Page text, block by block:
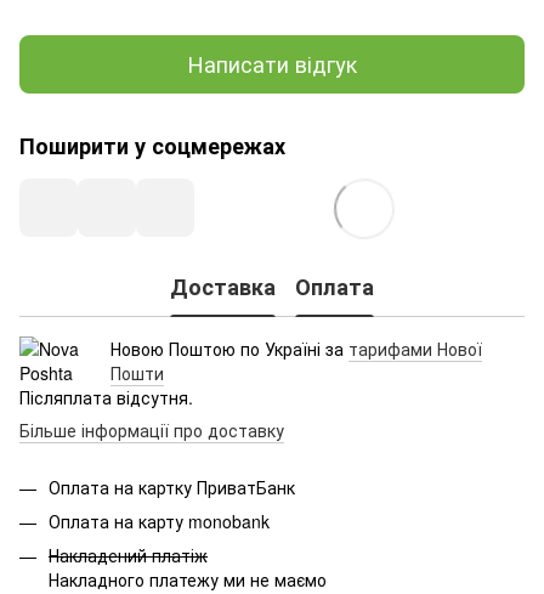
Написати відгук
Поширити у соцмережах
Доставка Оплата
Новою Поштою по Україні за тарифами Нової
Пошти
Післяплата відсутня.
Більше інформації про доставку
Оплата на картку ПриватБанк
Оплата на карту monobank
Накладений платіж
Накладного платежу ми не маємо